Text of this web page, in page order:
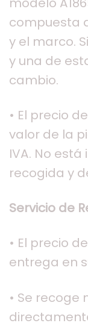
compuesta
y el marco.
y una de
cambio.
• El precio
valor de la
IVA. No
recogida y
Servicio de
• El precio
entrega en
• Se